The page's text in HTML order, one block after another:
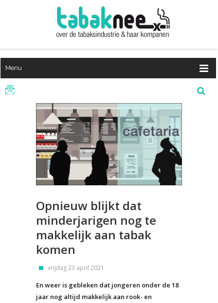
Menu
Opnieuw blijkt dat
minderjarigen nog te
makkelijk aan tabak
komen
vrijdag 23 april 2021
En weer is gebleken dat jongeren onder de 18
jaar nog altijd makkelijk aan rook- en